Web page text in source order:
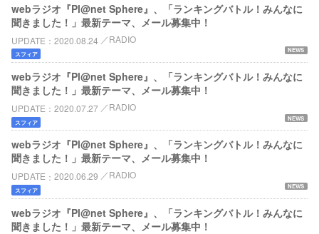
webラジオ『Pl@net Sphere』、「ランキングバトル！みんなに
聞きました！」最新テーマ、メール募集中！
UPDATE 2020.08.24 RADIO
NEWS
スフィア
webラジオ『Pl@net Sphere』、「ランキングバトル！みんなに
聞きました！」最新テーマ、メール募集中！
UPDATE 2020.07.27 RADIO
NEWS
スフィア
webラジオ『Pl@net Sphere』、「ランキングバトル！みんなに
聞きました！」最新テーマ、メール募集中！
UPDATE 2020.06.29 RADIO
NEWS
スフィア
webラジオ『Pl@net Sphere』、「ランキングバトル！みんなに
聞きました！」最新テーマ、メール募集中！